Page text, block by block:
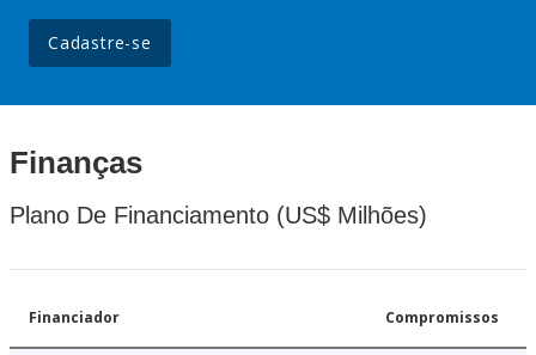
Cadastre-se
Finanças
Plano De Financiamento (US$ Milhões)
Financiador Compromissos